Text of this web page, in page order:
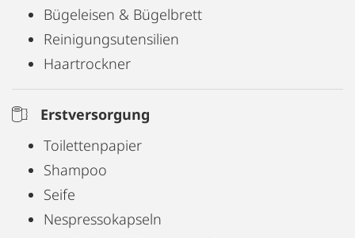
Bügeleisen & Bügelbrett
Reinigungsutensilien
Haartrockner
Erstversorgung
Toilettenpapier
Shampoo
Seife
Nespressokapseln